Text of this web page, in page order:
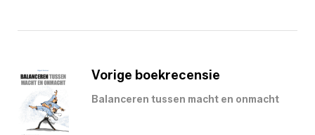
Vorige boekrecensie
Balanceren tussen macht en onmacht